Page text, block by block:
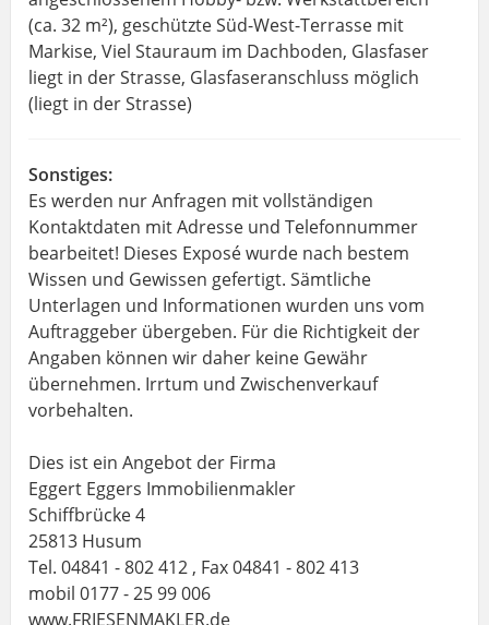
(ca. 32 m²), geschützte Süd-West-Terrasse mit
Markise, Viel Stauraum im Dachboden, Glasfaser
liegt in der Strasse, Glasfaseranschluss möglich
(liegt in der Strasse)
Sonstiges:
Es werden nur Anfragen mit vollständigen
Kontaktdaten mit Adresse und Telefonnummer
bearbeitet! Dieses Exposé wurde nach bestem
Wissen und Gewissen gefertigt. Sämtliche
Unterlagen und Informationen wurden uns vom
Auftraggeber übergeben. Für die Richtigkeit der
Angaben können wir daher keine Gewähr
übernehmen. Irrtum und Zwischenverkauf
vorbehalten.
Dies ist ein Angebot der Firma
Eggert Eggers Immobilienmakler
Schiffbrücke 4
25813 Husum
Tel. 04841 - 802 412 , Fax 04841 - 802 413
mobil 0177 - 25 99 006
www.FRIESENMAKLER.de